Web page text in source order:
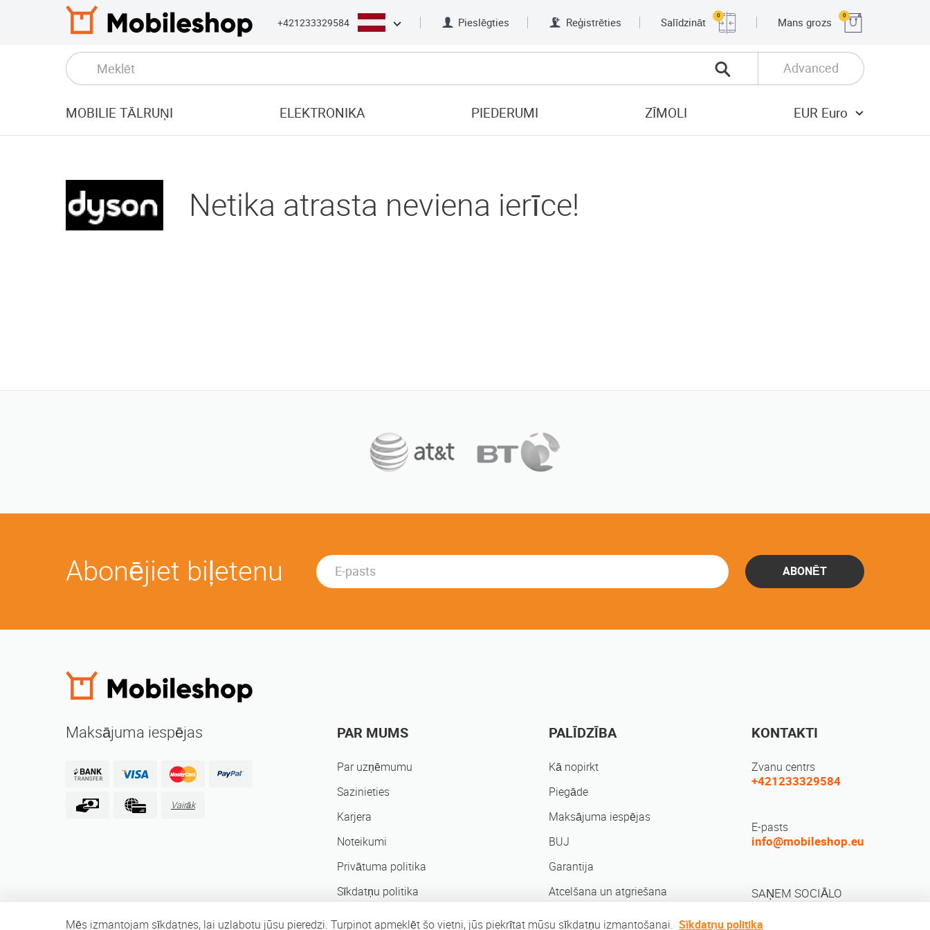
+421233329584 Pieslēgties Reģistrēties Salīdzināt
0
Mans grozs
0
Advanced
MOBILIE TĀLRUŅI ELEKTRONIKA PIEDERUMI ZĪMOLI EUR Euro
Netika atrasta neviena ierīce!
Abonējiet biļetenu ABONĒT
Maksājuma iespējas
Vairāk
PAR MUMS
Par uzņēmumu
Sazinieties
Karjera
Noteikumi
Privātuma politika
Sīkdatņu politika
Pārdod vietnē Mobileshop
PALĪDZĪBA
Kā nopirkt
Piegāde
Maksājuma iespējas
BUJ
Garantija
Atcelšana un atgriešana
KONTAKTI
Zvanu centrs
+421233329584
E-pasts
info@mobileshop.eu
SAŅEM SOCIĀLO
Mēs izmantojam sīkdatnes, lai uzlabotu jūsu pieredzi. Turpinot apmeklēt šo vietni, jūs piekrītat mūsu sīkdatņu izmantošanai. Sīkdatņu politika